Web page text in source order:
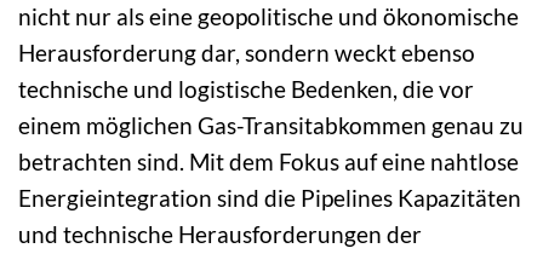
nicht nur als eine geopolitische und ökonomische
Herausforderung dar, sondern weckt ebenso
technische und logistische Bedenken, die vor
einem möglichen Gas-Transitabkommen genau zu
betrachten sind. Mit dem Fokus auf eine nahtlose
Energieintegration sind die Pipelines Kapazitäten
und technische Herausforderungen der